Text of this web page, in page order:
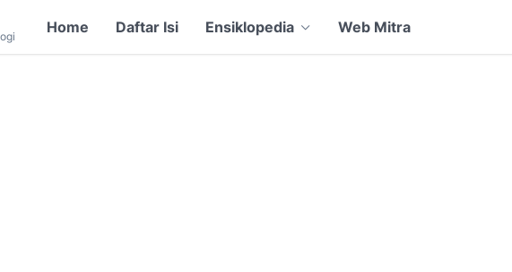
Home Daftar Isi Ensiklopedia Web Mitra